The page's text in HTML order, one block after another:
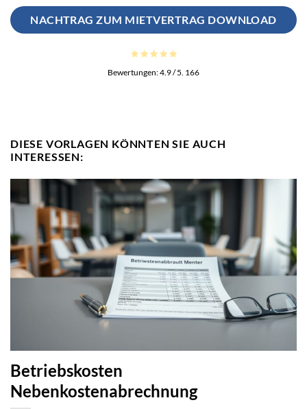
NACHTRAG ZUM MIETVERTRAG DOWNLOAD
Bewertungen:4.9/ 5. 166
DIESE VORLAGEN KÖNNTEN SIE AUCH
INTERESSEN:
Betriebskosten
Nebenkostenabrechnung